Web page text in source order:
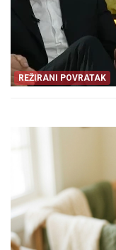
REŽIRANI POVRATAK